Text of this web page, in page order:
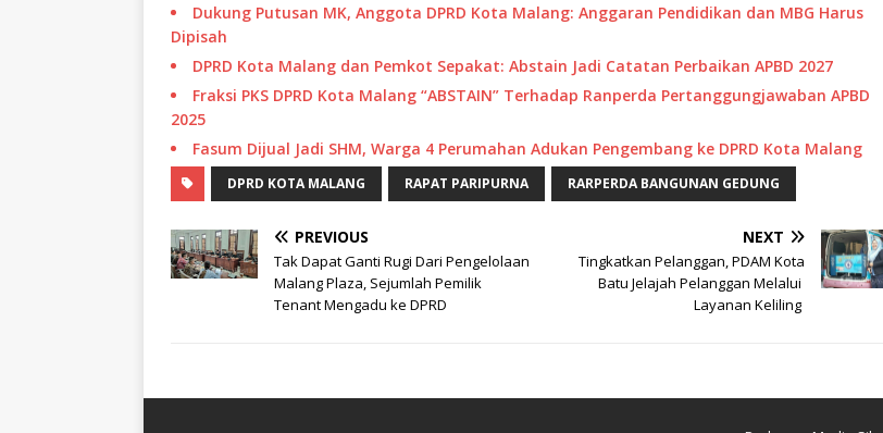
Dukung Putusan MK, Anggota DPRD Kota Malang: Anggaran Pendidikan dan MBG Harus
Dipisah
DPRD Kota Malang dan Pemkot Sepakat: Abstain Jadi Catatan Perbaikan APBD 2027
Fraksi PKS DPRD Kota Malang “ABSTAIN” Terhadap Ranperda Pertanggungjawaban APBD
2025
Fasum Dijual Jadi SHM, Warga 4 Perumahan Adukan Pengembang ke DPRD Kota Malang
DPRD KOTA MALANG RAPAT PARIPURNA RARPERDA BANGUNAN GEDUNG
PREVIOUS
Tak Dapat Ganti Rugi Dari Pengelolaan
Malang Plaza, Sejumlah Pemilik
Tenant Mengadu ke DPRD
NEXT
Tingkatkan Pelanggan, PDAM Kota
Batu Jelajah Pelanggan Melalui
Layanan Keliling